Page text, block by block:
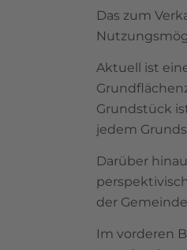
Das zum
Aktuell ist
Grundstück
jedem
Darüber
der
Im vorderen